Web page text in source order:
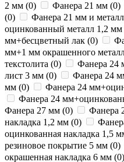
2 мм (0) Фанера 21 мм (0)
(0) Фанера 21 мм и
оцинкованный металл 1,2 мм
мм+бесцветный лак (0)
мм+1 мм окрашенного
текстолита (0)
Фанера 24
лист 3 мм (0)
Фанера 24
мм (0) Фанера 24
Фанера 24
Фанера 27 мм (0)
Фанера
накладка 1,2 мм (0)
оцинкованная накладка 1,5
резиновое покрытие 5 мм (0)
окрашенная накладка 6 мм (0)